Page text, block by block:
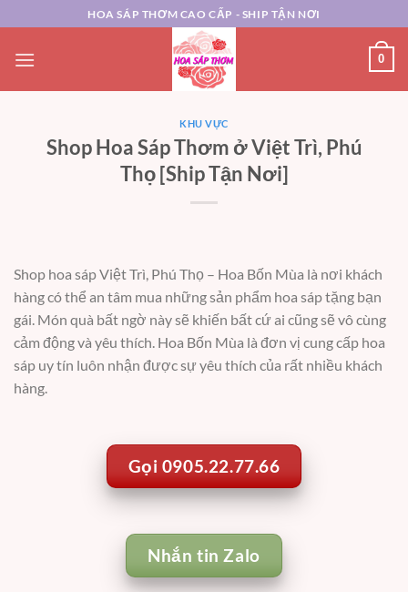
đến
nội
HOA SÁP THƠM CAO CẤP - SHIP TẬN NƠI
0
KHU VỰC
Shop Hoa Sáp Thơm ở Việt Trì, Phú
Thọ [Ship Tận Nơi]
Shop hoa sáp Việt Trì, Phú Thọ – Hoa Bốn Mùa là nơi khách
hàng có thể an tâm mua những sản phẩm hoa sáp tặng bạn
gái. Món quà bất ngờ này sẽ khiến bất cứ ai cũng sẽ vô cùng
cảm động và yêu thích. Hoa Bốn Mùa là đơn vị cung cấp hoa
sáp uy tín luôn nhận được sự yêu thích của rất nhiều khách
hàng.
Gọi 0905.22.77.66
Nhắn tin Zalo